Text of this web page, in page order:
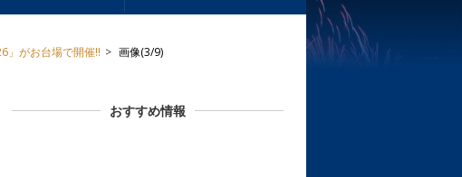
」がお台場で開催!! 画像(3/9)
おすすめ情報